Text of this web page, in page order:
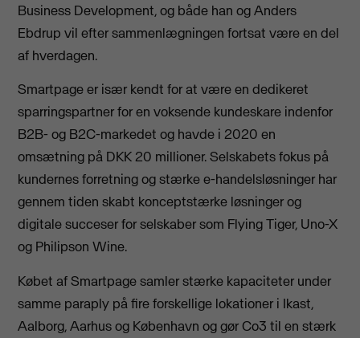
Business Development, og både han og Anders
Ebdrup vil efter sammenlægningen fortsat være en del
af hverdagen.
Smartpage er især kendt for at være en dedikeret
sparringspartner for en voksende kundeskare indenfor
B2B- og B2C-markedet og havde i 2020 en
omsætning på DKK 20 millioner. Selskabets fokus på
kundernes forretning og stærke e-handelsløsninger har
gennem tiden skabt konceptstærke løsninger og
digitale succeser for selskaber som Flying Tiger, Uno-X
og Philipson Wine.
Købet af Smartpage samler stærke kapaciteter under
samme paraply på fire forskellige lokationer i Ikast,
Aalborg, Aarhus og København og gør Co3 til en stærk